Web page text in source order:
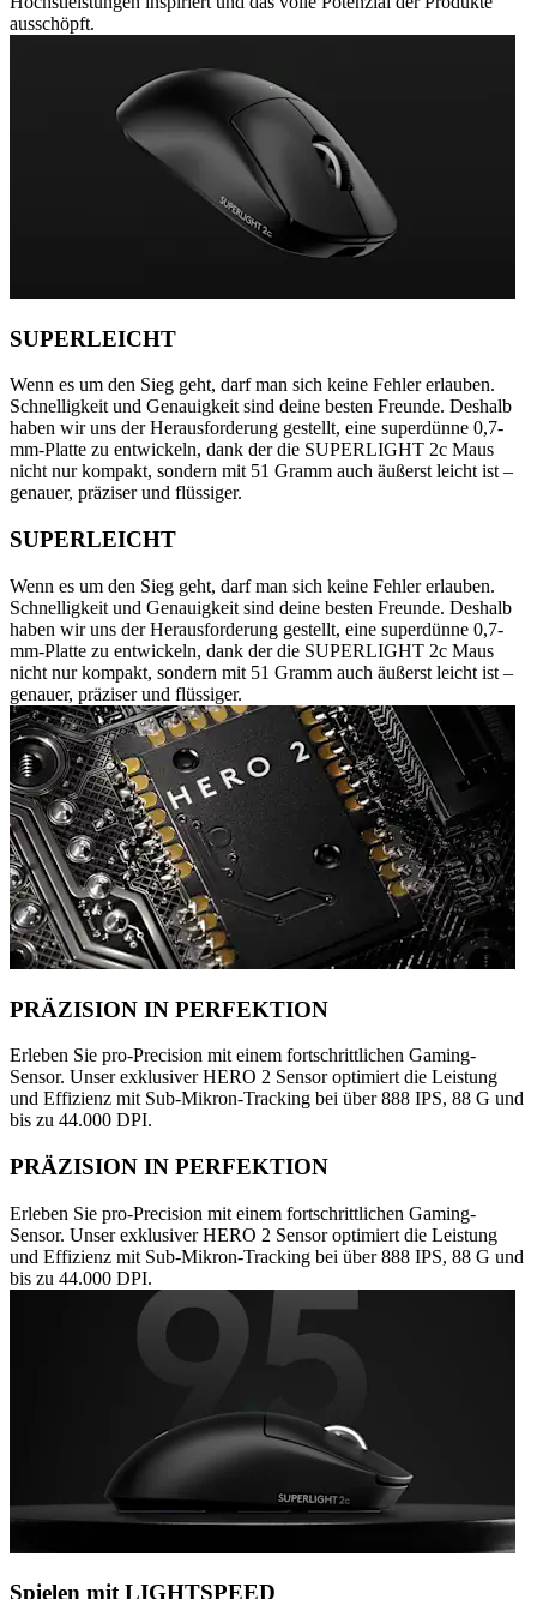
ausschöpft.
SUPERLEICHT
Wenn es um den Sieg geht, darf man sich keine Fehler erlauben.
Schnelligkeit und Genauigkeit sind deine besten Freunde. Deshalb
haben wir uns der Herausforderung gestellt, eine superdünne 0,7-
mm-Platte zu entwickeln, dank der die SUPERLIGHT 2c Maus
nicht nur kompakt, sondern mit 51 Gramm auch äußerst leicht ist –
genauer, präziser und flüssiger.
SUPERLEICHT
Wenn es um den Sieg geht, darf man sich keine Fehler erlauben.
Schnelligkeit und Genauigkeit sind deine besten Freunde. Deshalb
haben wir uns der Herausforderung gestellt, eine superdünne 0,7-
mm-Platte zu entwickeln, dank der die SUPERLIGHT 2c Maus
nicht nur kompakt, sondern mit 51 Gramm auch äußerst leicht ist –
genauer, präziser und flüssiger.
PRÄZISION IN PERFEKTION
Erleben Sie pro-Precision mit einem fortschrittlichen Gaming-
Sensor. Unser exklusiver HERO 2 Sensor optimiert die Leistung
und Effizienz mit Sub-Mikron-Tracking bei über 888 IPS, 88 G und
bis zu 44.000 DPI.
PRÄZISION IN PERFEKTION
Erleben Sie pro-Precision mit einem fortschrittlichen Gaming-
Sensor. Unser exklusiver HERO 2 Sensor optimiert die Leistung
und Effizienz mit Sub-Mikron-Tracking bei über 888 IPS, 88 G und
bis zu 44.000 DPI.
Spielen mit LIGHTSPEED